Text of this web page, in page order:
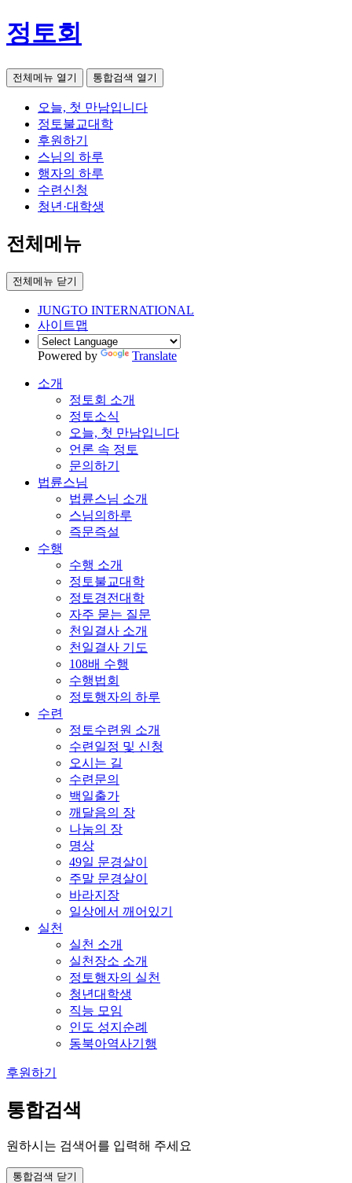
정토회
전체메뉴 열기 통합검색 열기
오늘, 첫 만남입니다
정토불교대학
후원하기
스님의 하루
행자의 하루
수련신청
청년·대학생
전체메뉴
전체메뉴 닫기
JUNGTO INTERNATIONAL
사이트맵
Powered by Translate
소개
정토회 소개
정토소식
오늘, 첫 만남입니다
언론 속 정토
문의하기
법륜스님
법륜스님 소개
스님의하루
즉문즉설
수행
수행 소개
정토불교대학
정토경전대학
자주 묻는 질문
천일결사 소개
천일결사 기도
108배 수행
수행법회
정토행자의 하루
수련
정토수련원 소개
수련일정 및 신청
오시는 길
수련문의
백일출가
깨달음의 장
나눔의 장
명상
49일 문경살이
주말 문경살이
바라지장
일상에서 깨어있기
실천
실천 소개
실천장소 소개
정토행자의 실천
청년대학생
직능 모임
인도 성지순례
동북아역사기행
후원하기
통합검색
원하시는 검색어를 입력해 주세요
통합검색 닫기